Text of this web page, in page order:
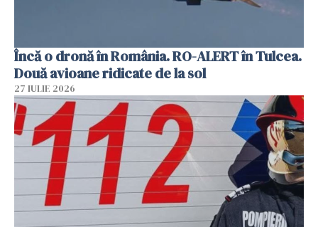
Încă o dronă în România. RO-ALERT în Tulcea.
Două avioane ridicate de la sol
27 IULIE 2026